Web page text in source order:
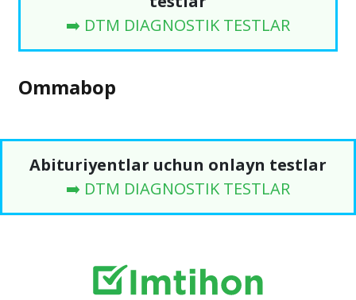
➡️ DTM DIAGNOSTIK TESTLAR
Ommabop
Abituriyentlar uchun onlayn testlar
➡️ DTM DIAGNOSTIK TESTLAR